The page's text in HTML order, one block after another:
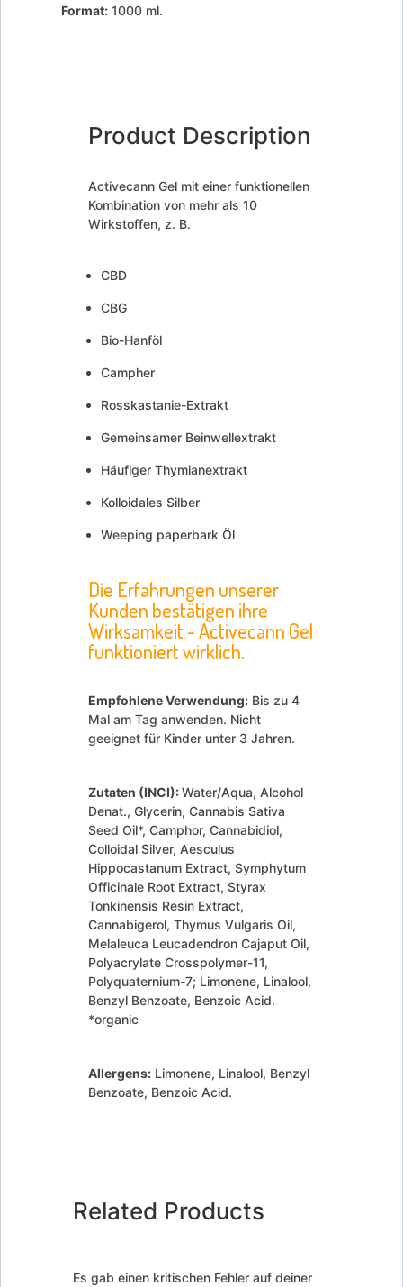
Format: 1000 ml.
Product Description
Activecann Gel mit einer funktionellen
Kombination von mehr als 10
Wirkstoffen, z. B.
CBD
CBG
Bio-Hanföl
Campher
Rosskastanie-Extrakt
Gemeinsamer Beinwellextrakt
Häufiger Thymianextrakt
Kolloidales Silber
Weeping paperbark Öl
Die Erfahrungen unserer
Kunden bestätigen ihre
Wirksamkeit - Activecann Gel
funktioniert wirklich.
Empfohlene Verwendung: Bis zu 4
Mal am Tag anwenden. Nicht
geeignet für Kinder unter 3 Jahren.
Zutaten (INCI):Water/Aqua, Alcohol
Denat., Glycerin, Cannabis Sativa
Seed Oil*, Camphor, Cannabidiol,
Colloidal Silver, Aesculus
Hippocastanum Extract, Symphytum
Officinale Root Extract, Styrax
Tonkinensis Resin Extract,
Cannabigerol, Thymus Vulgaris Oil,
Melaleuca Leucadendron Cajaput Oil,
Polyacrylate Crosspolymer-11,
Polyquaternium-7; Limonene, Linalool,
Benzyl Benzoate, Benzoic Acid.
*organic
Allergens: Limonene, Linalool, Benzyl
Benzoate, Benzoic Acid.
Related Products
Es gab einen kritischen Fehler auf deiner